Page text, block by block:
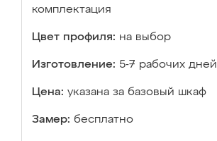
комплектация
Цвет профиля: на выбор
Изготовление: 5-7 рабочих дней
Цена: указана за базовый шкаф
Замер: бесплатно